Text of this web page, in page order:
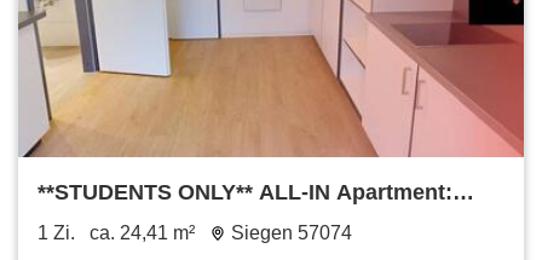
**STUDENTS ONLY** ALL-IN Apartment:
Möbliert mit EBK, Bad und vielen Extras im
1 Zi. ca. 24,41 m² Siegen 57074